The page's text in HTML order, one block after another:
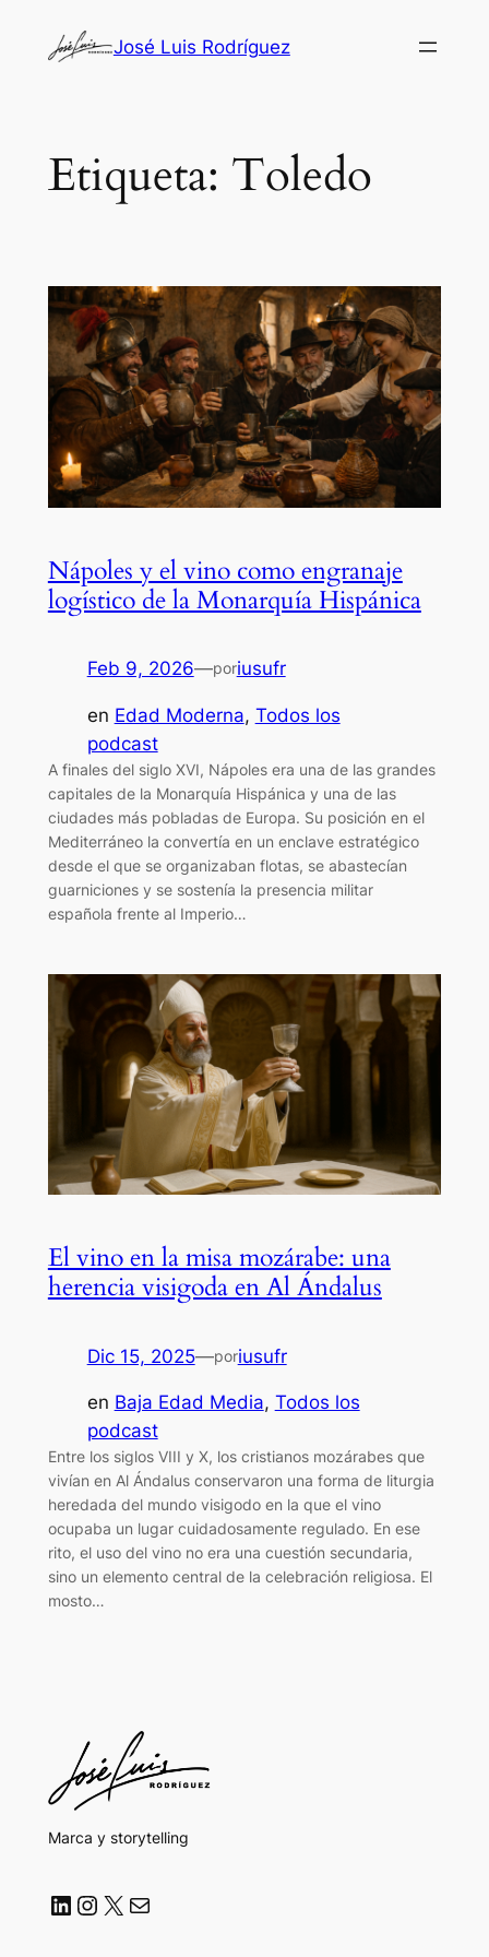
José Luis Rodríguez
Etiqueta: Toledo
Nápoles y el vino como engranaje
logístico de la Monarquía Hispánica
Feb 9, 2026—poriusufr
en Edad Moderna, Todos los
podcast
A finales del siglo XVI, Nápoles era una de las grandes
capitales de la Monarquía Hispánica y una de las
ciudades más pobladas de Europa. Su posición en el
Mediterráneo la convertía en un enclave estratégico
desde el que se organizaban flotas, se abastecían
guarniciones y se sostenía la presencia militar
española frente al Imperio…
El vino en la misa mozárabe: una
herencia visigoda en Al Ándalus
Dic 15, 2025—poriusufr
en Baja Edad Media, Todos los
podcast
Entre los siglos VIII y X, los cristianos mozárabes que
vivían en Al Ándalus conservaron una forma de liturgia
heredada del mundo visigodo en la que el vino
ocupaba un lugar cuidadosamente regulado. En ese
rito, el uso del vino no era una cuestión secundaria,
sino un elemento central de la celebración religiosa. El
mosto…
Marca y storytelling
LinkedIn Instagram X Correo electrónico